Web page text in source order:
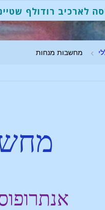
לארכיב רודולף
מחשבות מנחות